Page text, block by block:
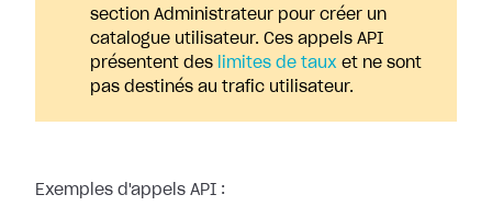
section Administrateur pour créer un
catalogue utilisateur. Ces appels API
présentent des
limites de taux et ne sont
pas destinés au trafic utilisateur.
Exemples d'appels API :